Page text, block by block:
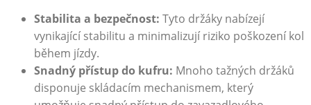
Stabilita⁢ a bezpečnost: Tyto ⁤držáky nabízejí
vynikající stabilitu a‍ minimalizují riziko ⁤poškození‌ kol
během jízdy.
Snadný přístup do ⁣kufru: Mnoho tažných držáků​
disponuje‌ skládacím mechanismem,⁣ který